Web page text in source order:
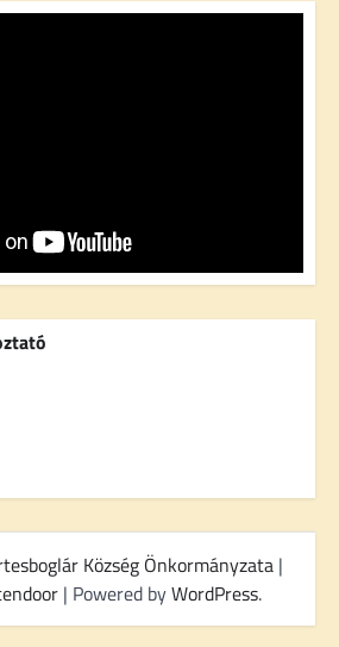
Község Önkormányzata |
| Powered byWordPress.